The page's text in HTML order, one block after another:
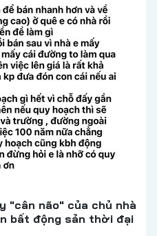
"cân não" của chủ nhà
bất động sản thời đại